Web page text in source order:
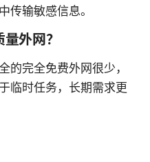
传输敏感信息。
外网？
的完全免费外网很少，
临时任务，长期需求更